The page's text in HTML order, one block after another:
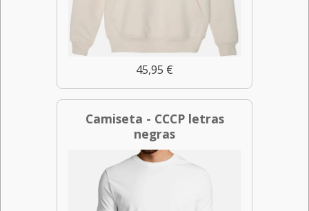
45,95 €
Camiseta - CCCP letras
negras